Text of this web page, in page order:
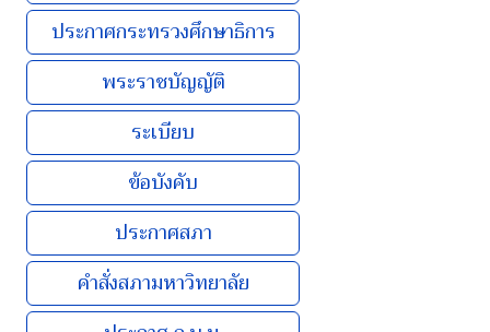
ประกาศกระทรวงศึกษาธิการ
พระราชบัญญัติ
ระเบียบ
ข้อบังคับ
ประกาศสภา
คำสั่งสภามหาวิทยาลัย